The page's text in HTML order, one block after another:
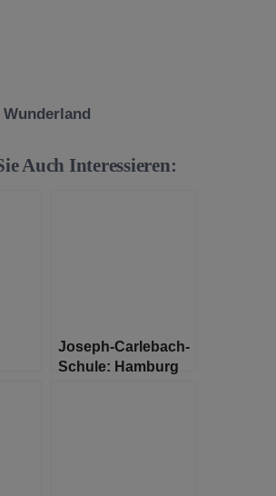
Auch Interessieren:
Joseph-Carlebach-
Schule: Hamburg